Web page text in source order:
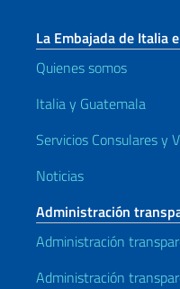
La Embajada de Italia
Quienes somos
Italia y Guatemala
Servicios Consulares y
Noticias
Administración
Administración
Administración